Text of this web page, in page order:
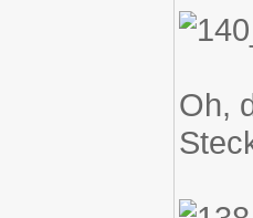
Oh,